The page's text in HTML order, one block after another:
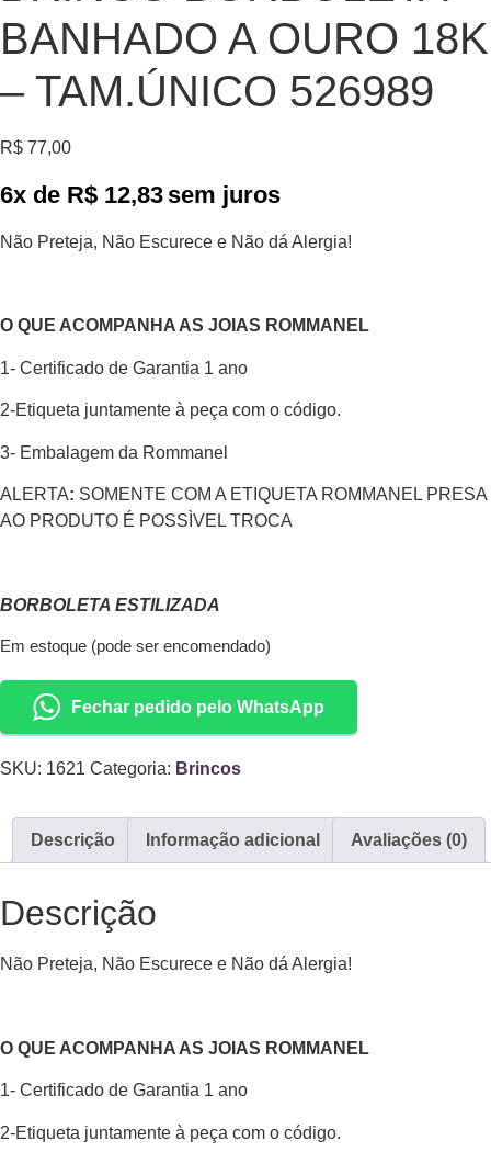
BANHADO A OURO 18K
– TAM.ÚNICO 526989
R$ 77,00
6x de R$ 12,83 sem juros
Não Preteja, Não Escurece e Não dá Alergia!
O QUE ACOMPANHA AS JOIAS ROMMANEL
1- Certificado de Garantia 1 ano
2-Etiqueta juntamente à peça com o código.
3- Embalagem da Rommanel
ALERTA: SOMENTE COM A ETIQUETA ROMMANEL PRESA
AO PRODUTO É POSSÌVEL TROCA
BORBOLETA ESTILIZADA
Em estoque (pode ser encomendado)
Fechar pedido pelo WhatsApp
SKU: 1621 Categoria: Brincos
Descrição Informação adicional Avaliações (0)
Descrição
Não Preteja, Não Escurece e Não dá Alergia!
O QUE ACOMPANHA AS JOIAS ROMMANEL
1- Certificado de Garantia 1 ano
2-Etiqueta juntamente à peça com o código.